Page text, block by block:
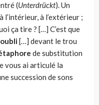
(Unterdrückt). Un
l’intérieur, à l’ex­térieur ;
ça tire ? […] C’est que
oubli […] devant le trou
de substitution
vous ai articulé la
suc­cession de sons